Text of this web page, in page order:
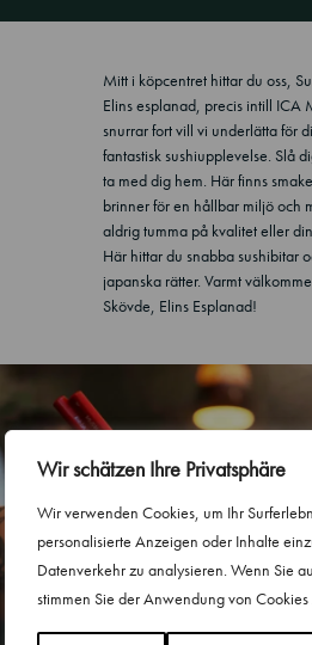
Wir schätzen Ihre Privatsphäre
Wir verwenden Cookies, um Ihr
personalisierte Anzeigen oder Inhalte
Datenverkehr zu analysieren. Wenn Sie
stimmen Sie der Anwendung von Cookies
Mitt i köpcentret hittar du oss,
Elins esplanad, precis intill ICA
snurrar fort vill vi underlätta för
fantastisk sushiupplevelse. Slå
ta med dig hem. Här finns
brinner för en hållbar miljö och
aldrig tumma på kvalitet eller
Här hittar du snabba sushibitar
japanska rätter. Varmt
Skövde, Elins Esplanad!